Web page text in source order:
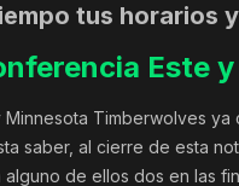
tus horarios
Este
Timberwolves
saber, al cierre de esta
de ellos dos en las